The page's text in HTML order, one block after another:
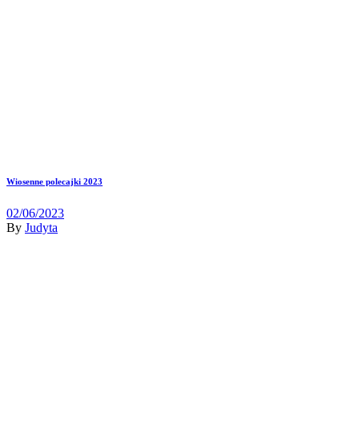
Wiosenne polecajki 2023
02/06/2023
By Judyta